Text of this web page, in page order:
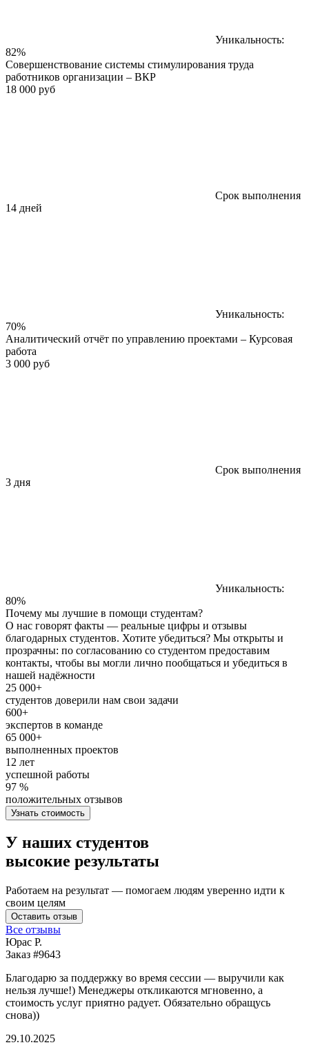
Уникальность:
82%
Совершенствование системы стимулирования труда
работников организации – ВКР
18 000 руб
Срок выполнения
14 дней
Уникальность:
70%
Аналитический отчёт по управлению проектами – Курсовая
работа
3 000 руб
Срок выполнения
3 дня
Уникальность:
80%
Почему мы лучшие в помощи студентам?
О нас говорят факты — реальные цифры и отзывы
благодарных студентов. Хотите убедиться? Мы открыты и
прозрачны: по согласованию со студентом предоставим
контакты, чтобы вы могли лично пообщаться и убедиться в
нашей надёжности
25 000+
студентов доверили нам свои задачи
600+
экспертов в команде
65 000+
выполненных проектов
12 лет
успешной работы
97 %
положительных отзывов
Узнать стоимость
У наших студентов
высокие результаты
Работаем на результат — помогаем людям уверенно идти к
своим целям
Оставить отзыв
Все отзывы
Юрас Р.
Заказ #9643
Благодарю за поддержку во время сессии — выручили как
нельзя лучше!) Менеджеры откликаются мгновенно, а
стоимость услуг приятно радует. Обязательно обращусь
снова))
29.10.2025